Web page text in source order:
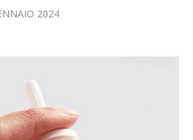
2024